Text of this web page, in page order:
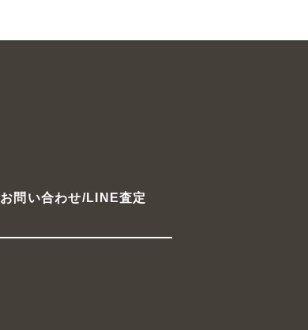
お問い合わせ/LINE査定